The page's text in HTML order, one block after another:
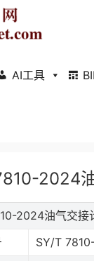
AI工具
2024
2024油气交接
SY/T